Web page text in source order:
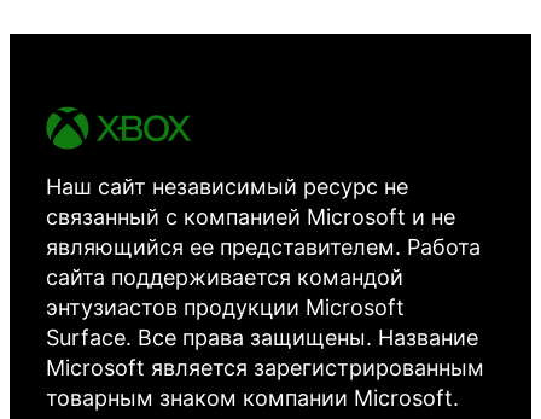
Наш сайт независимый ресурс не
связанный с компанией Microsoft и не
являющийся ее представителем. Работа
сайта поддерживается командой
энтузиастов продукции Microsoft
Surface. Все права защищены. Название
Microsoft является зарегистрированным
товарным знаком компании Microsoft.